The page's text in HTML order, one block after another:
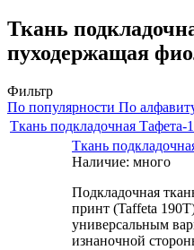
Ткань
пуходержащая
Фильтр
По популярности По
Ткань подкладочная Тафета-
Ткань
Наличие: много
Подкладочная
принт (Taffeta
универсальным
изнаночной